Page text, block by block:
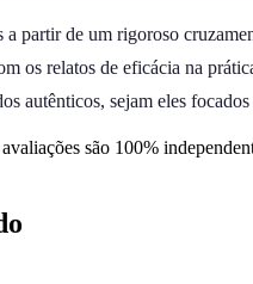
a partir de um rigoroso
os relatos de eficácia na
autênticos, sejam eles
são 100%